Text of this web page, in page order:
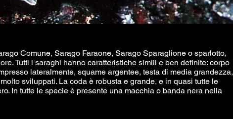
Comune, Sarago Faraone, Sarago Sparaglione o sparlotto,
Tutti i saraghi hanno caratteristiche simili e ben definite: corpo
lateralmente, squame argentee, testa di media grandezza,
sviluppati. La coda è robusta e grande, e in quasi tutte le
In tutte le specie è presente una macchia o banda nera nella